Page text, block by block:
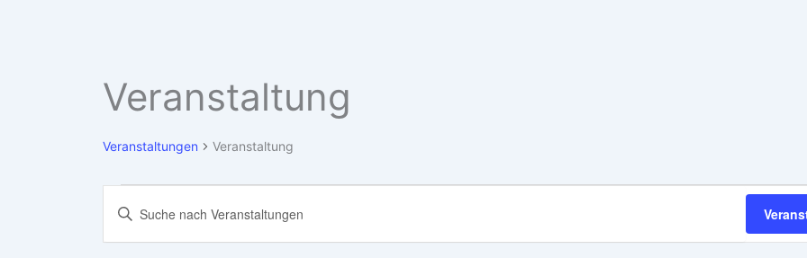
Veranstaltung
Veranstaltungen Veranstaltung
Suche
und
Bitte
Schlüsselwort
eingeben.